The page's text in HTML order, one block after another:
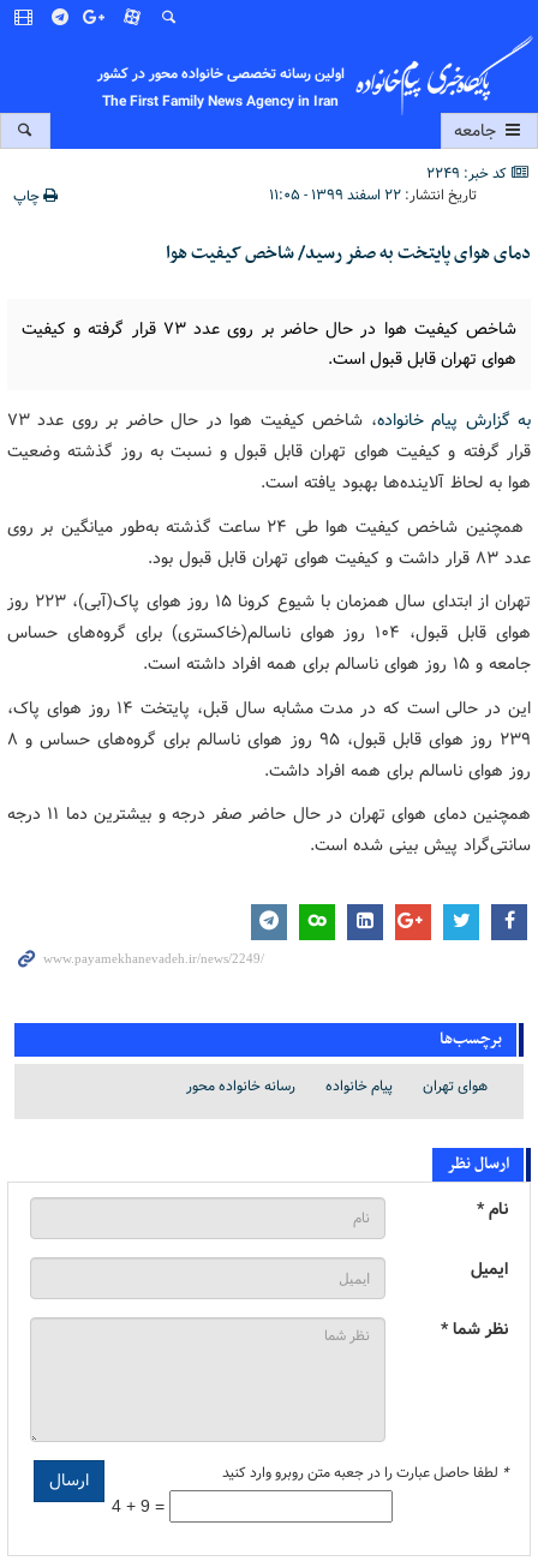
اولین رسانه تخصصی خانواده محور در کشور
The First Family News Agency in Iran
جامعه
کد خبر: 2249
تاریخ انتشار: ۲۲ اسفند ۱۳۹۹ - ۱۱:۰۵ چاپ
دمای هوای پایتخت به صفر رسید/ شاخص کیفیت هوا
شاخص کیفیت هوا در حال حاضر بر روی عدد ۷۳ قرار گرفته و کیفیت
هوای تهران قابل قبول است.
به گزارش پیام خانواده
، شاخص کیفیت هوا در حال حاضر بر روی عدد ۷۳
قرار گرفته و کیفیت هوای تهران قابل قبول و نسبت به روز گذشته وضعیت
هوا به لحاظ آلاینده‌ها بهبود یافته است.
همچنین شاخص کیفیت هوا طی ۲۴ ساعت گذشته به‌طور میانگین بر روی
عدد ۸۳ قرار داشت و کیفیت هوای تهران قابل قبول بود.
تهران از ابتدای سال همزمان با شیوع کرونا ۱۵ روز هوای پاک(آبی)، ۲۲۳ روز
هوای قابل قبول، ۱۰۴ روز هوای ناسالم(خاکستری) برای گروه‌های حساس
جامعه و ۱۵ روز هوای ناسالم برای همه افراد داشته است.
این در حالی است که در مدت مشابه سال قبل، پایتخت ۱۴ روز هوای پاک،
۲۳۹ روز هوای قابل قبول، ۹۵ روز هوای ناسالم برای گروه‌های حساس و ۸
روز هوای ناسالم برای همه افراد داشت.
همچنین دمای هوای تهران در حال حاضر صفر درجه و بیشترین دما ۱۱ درجه
سانتی‌گراد پیش بینی شده است.
برچسب‌ها
هوای تهران پیام خانواده رسانه خانواده محور
ارسال نظر
نام *
ایمیل
نظر شما *
* لطفا حاصل عبارت را در جعبه متن روبرو وارد کنید
4 + 9 =